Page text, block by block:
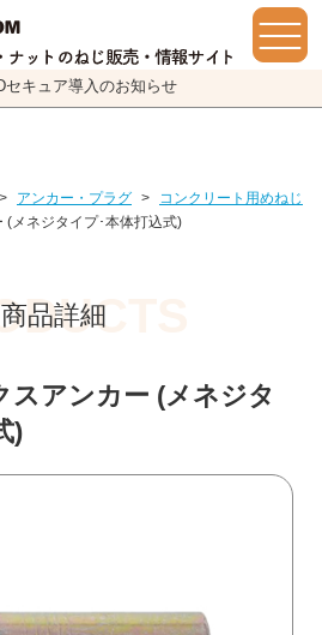
セキュア導入のお知らせ
> アンカー・プラグ >
コンクリート用めねじ
(メネジタイプ･本体打込式)
商品詳細
スアンカー (メネジタ
)